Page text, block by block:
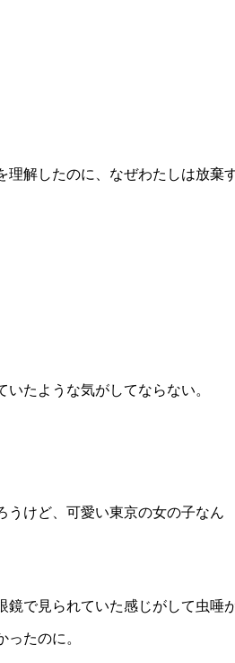
解したのに、なぜわたしは放棄
たような気がしてならない。
うけど、可愛い東京の女の子なん
で見られていた感じがして虫唾
たのに。